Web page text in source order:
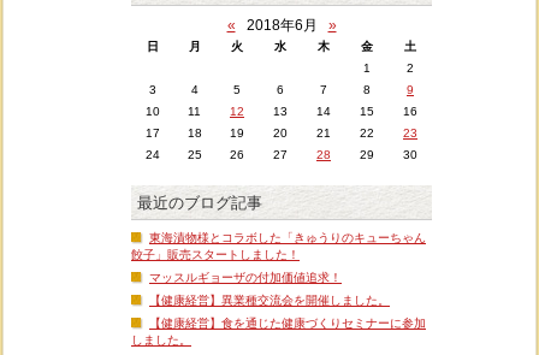
« 2018年6月 »
日 月 火 水 木 金
土
1
2
3
4 5 6 7 8
9
10
11 12 13 14 15
16
17
18 19 20 21 22
23
24
25 26 27 28 29 30
最近のブログ記事
東海漬物様とコラボした「きゅうりのキューちゃん
餃子」販売スタートしました！
マッスルギョーザの付加価値追求！
【健康経営】異業種交流会を開催しました。
【健康経営】食を通じた健康づくりセミナーに参加
しました。